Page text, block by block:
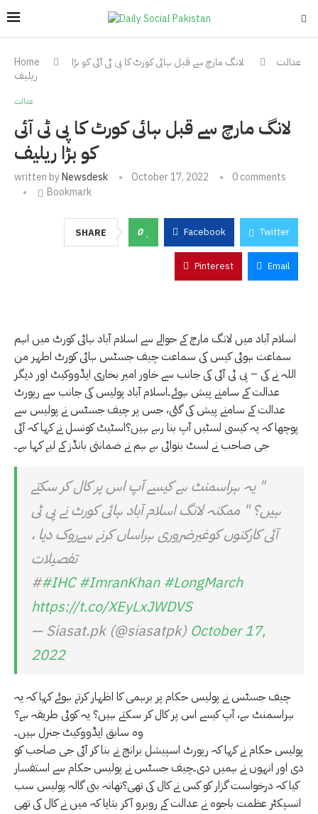
Home عدالت
لانگ مارچ سے قبل ہائی کورٹ کا پی ٹی آئی کو بڑا
ریلیف
عدالت
لانگ مارچ سے قبل ہائی کورٹ کا پی ٹی آئی
کو بڑا ریلیف
written byNewsdesk October 17, 2022
0 comments
Bookmark
SHARE 0 Facebook Twitter
Pinterest Email
اسلام آباد میں لانگ مارچ کے حوالے سے اسلام آباد ہائی کورٹ میں اہم
سماعت ہوئی کیس کی سماعت چیف جسٹس ہائی کورٹ اطہر من
اللہ نے کی – پی ٹی آئی کی جانب سے خاور امیر بخاری ایڈووکیٹ اور دیگر
عدالت کے سامنے پیش ہوئے۔اسلام آباد پولیس کی جانب سے رپورٹ
عدالت کے سامنے پیش کی گئی، جس پر چیف جسٹس نے پولیس سے
پوچھا کہ یہ کیسی لسٹیں آپ بنا رہے ہیں؟اسٹیٹ کونسل نے کہا کہ آئی
جی صاحب نے لسٹ بنوائی ہے ہم نے ضمانتی بانڈز کے لیے کہا ہے۔
" یہ ہراسمنٹ ہے کیسے آپ اس پر کال کر سکتے
ہیں؟ " ممکنہ لانگ اسلام آباد ہائی کورٹ نے پی ٹی
آئی کارکنوں کوغیرضروری ہراساں کرنے سےروک دیا ،
تفصیلات
##IHC #ImranKhan #LongMarch
https://t.co/XEyLxJWDVS
— Siasat.pk (@siasatpk) October 17,
2022
چیف جسٹس نے پولیس حکام پر برہمی کا اظہار کرتے ہوئے کہا کہ یہ
ہراسمنٹ ہے، آپ کیسے اس پر کال کر سکتے ہیں؟ یہ کوئی طریقہ ہے؟
وہ سابق ایڈووکیٹ جنرل ہیں۔
پولیس حکام نے کہا کہ رپورٹ اسپیشل برانچ نے بنا کر آئی جی صاحب کو
دی اور انہوں نے ہمیں دی۔چیف جسٹس نے پولیس حکام سے استفسار
کیا کہ درخواست گزار کو کس نے کال کی تھی؟تھانہ بنی گالہ پولیس سب
انسپکٹر عظمت باجوہ نے عدالت کے روبرو آکر بتایا کہ میں نے کال کی تھی